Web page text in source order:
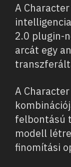
A
2.0 plugin-
arcát egy
A
felbontású
modell
finomítási